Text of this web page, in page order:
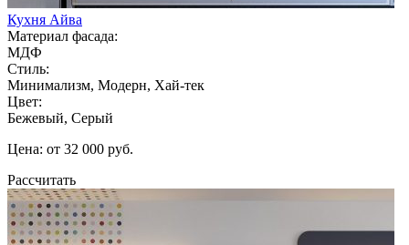
Кухня Айва
Материал фасада:
МДФ
Стиль:
Минимализм, Модерн, Хай-тек
Цвет:
Бежевый, Серый
Цена: от 32 000 руб.
Рассчитать